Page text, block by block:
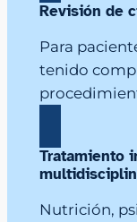
Revisión de
Para
tenido
Tratamiento
Nutrición,